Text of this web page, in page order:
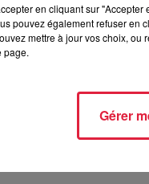
du21 octobre 2023 à
au21 octobre 2023 à
Colmar
en cliquant sur
pouvez également refuser en
mettre à jour vos choix,
page.
Gérer